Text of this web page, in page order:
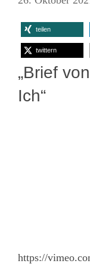
teilen
twittern
„Brief
Ich“
https://